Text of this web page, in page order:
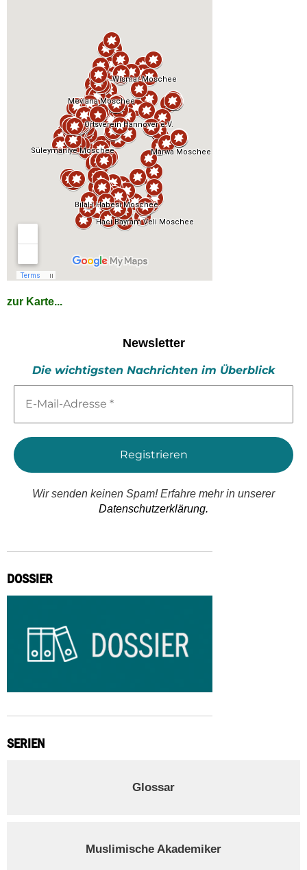
zur Karte...
Newsletter
Die wichtigsten Nachrichten im Überblick
Mail-
*
Wir senden keinen Spam! Erfahre mehr in unserer
Datenschutzerklärung.
DOSSIER
SERIEN
Glossar
Muslimische Akademiker